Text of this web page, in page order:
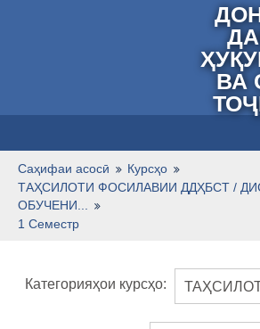
ВА
Тоҷикӣ ‎(tj)‎
Саҳифаи асосӣ
Курсҳо
ТАҲСИЛОТИ ФОСИЛАВИИ ДДҲБСТ /
ОБУЧЕНИ...
1 Семестр
Категорияҳои курсҳо: